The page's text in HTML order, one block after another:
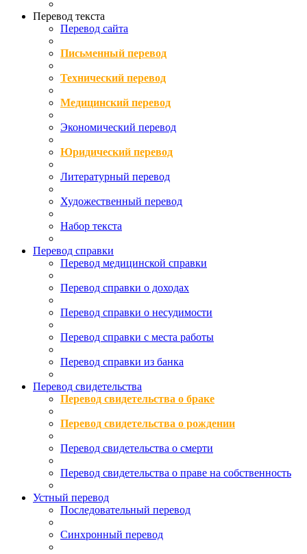
Перевод текста
Перевод сайта
Письменный перевод
Технический перевод
Медицинский перевод
Экономический перевод
Юридический перевод
Литературный перевод
Художественный перевод
Набор текста
Перевод справки
Перевод медицинской справки
Перевод справки о доходах
Перевод справки о несудимости
Перевод справки с места работы
Перевод справки из банка
Перевод свидетельства
Перевод свидетельства о браке
Перевод свидетельства о рождении
Перевод свидетельства о смерти
Перевод свидетельства о праве на собственность
Устный перевод
Последовательный перевод
Синхронный перевод